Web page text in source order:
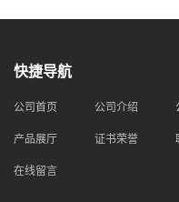
快捷导航
公司首页 公司介绍
产品展厅 证书荣誉
在线留言